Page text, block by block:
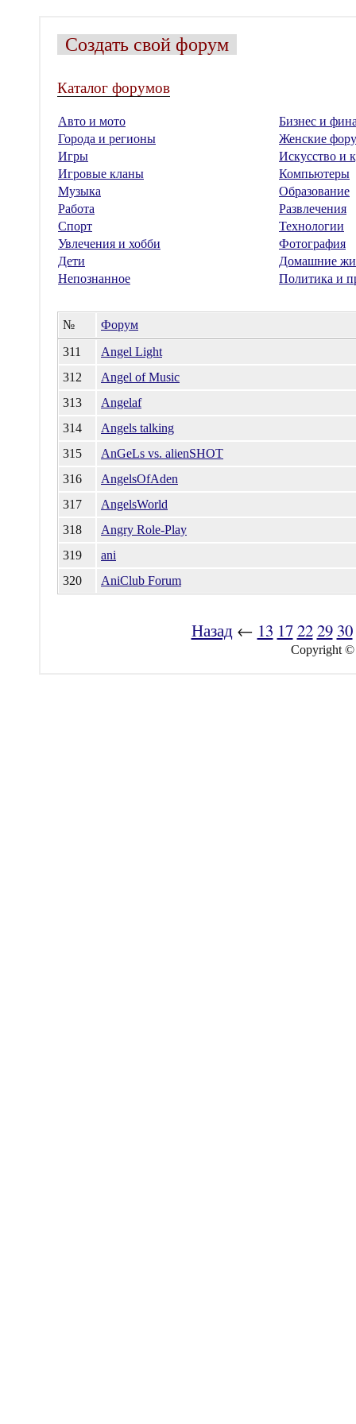
Создать свой форум
Каталог форумов
Авто и мото
Бизнес и
Города и регионы
Женские
Игры
Искусство и
Игровые кланы
Компьютеры
Музыка
Образование
Работа
Развлечения
Спорт
Технологии
Увлечения и хобби
Фотография
Дети
Домашние
Непознанное
Политика и
№
Форум
311
Angel Light
312
Angel of Music
313
Angelaf
314
Angels talking
315
AnGeLs vs. alienSHOT
316
AngelsOfAden
317
AngelsWorld
318
Angry Role-Play
319
ani
320
AniClub Forum
Назад← 13 172229 30
Copyright